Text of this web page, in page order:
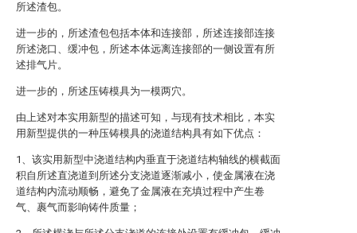
所述渣包。
进一步的，所述渣包包括本体和连接部，所述连接部连接
所述浇口、缓冲包，所述本体远离连接部的一侧设置有所
述排气片。
进一步的，所述压铸模具为一模两穴。
由上述对本实用新型的描述可知，与现有技术相比，本实
用新型提供的一种压铸模具的浇道结构具有如下优点：
1、该实用新型中浇道结构内垂直于浇道结构轴线的横截面
积自所述直浇道到所述分支浇道逐渐减小，使金属液在浇
道结构内流动顺畅，避免了金属液在充填过程中产生卷
气、裹气而影响铸件质量；